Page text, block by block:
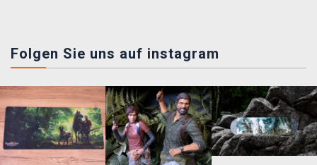
Folgen Sie uns auf instagram